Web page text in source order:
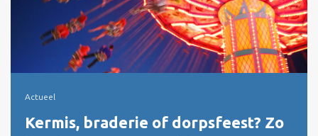
Actueel
Kermis, braderie of dorpsfeest? Zo